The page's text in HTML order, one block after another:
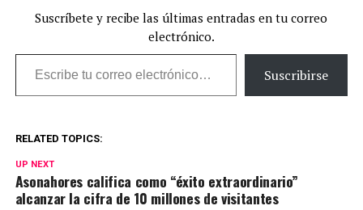
Suscríbete y recibe las últimas entradas en tu correo
electrónico.
Escribe tu correo electrónico…
Suscribirse
RELATED TOPICS:
UP NEXT
Asonahores califica como “éxito extraordinario”
alcanzar la cifra de 10 millones de visitantes